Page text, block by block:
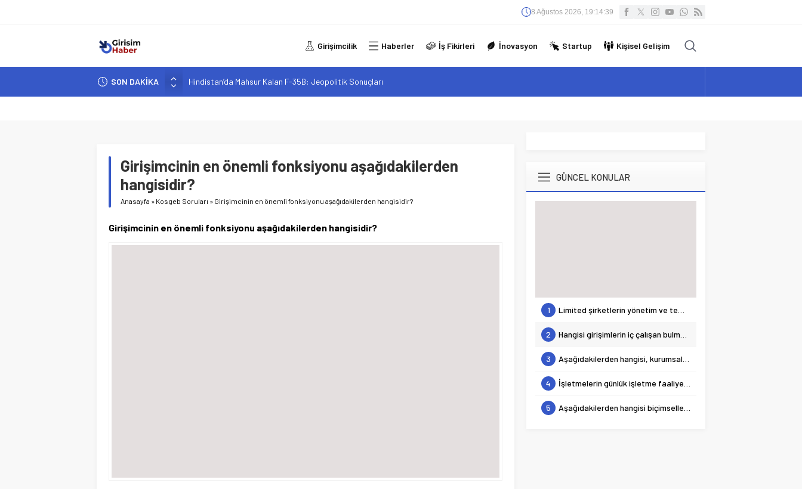
8 Ağustos 2026, 19:14:40
Girişimcilik Haberler İş Fikirleri İnovasyon Startup Kişisel Gelişim
SON DAKİKA
Hindistan’da Mahsur Kalan F-35B: Jeopolitik Sonuçları
Yapay Zeka Destekli Asistanlar: Elon Musk’tan Romantik Bir Hamle mi?
Girişimcinin en önemli fonksiyonu aşağıdakilerden
hangisidir?
Anasayfa » Kosgeb Soruları » Girişimcinin en önemli fonksiyonu aşağıdakilerden hangisidir?
Girişimcinin en önemli fonksiyonu aşağıdakilerden hangisidir?
GÜNCEL KONULAR
1 Limited şirketlerin yönetim ve temsili ile ilgili aşağıdaki ifadelerden hangisi yanlıştır?
2 Hangisi girişimlerin iç çalışan bulma kaynaklarından biridir?
3 Aşağıdakilerden hangisi, kurumsal müşterilerde satın alma sürecinde rastlanan rollerden biri değildir?
4 İşletmelerin günlük işletme faaliyetlerini yürütebilmeleri için gerekli olan nakit ve nakit benzeri varlıklar ile bir yıl içerisinde nakde dönüştürülebilecek varlıkların tümünü ifade eden kavram aşağıdakilerden hangisidir?
5 Aşağıdakilerden hangisi biçimselleşmenin üstünlükleri arasında yer almaz?